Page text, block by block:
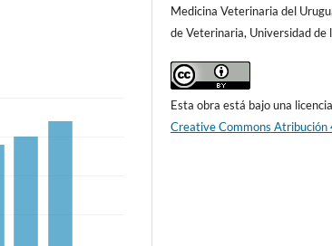
Medicina Veterinaria del
de Veterinaria, Universidad de
Esta obra está bajo una
Creative Commons Atribución